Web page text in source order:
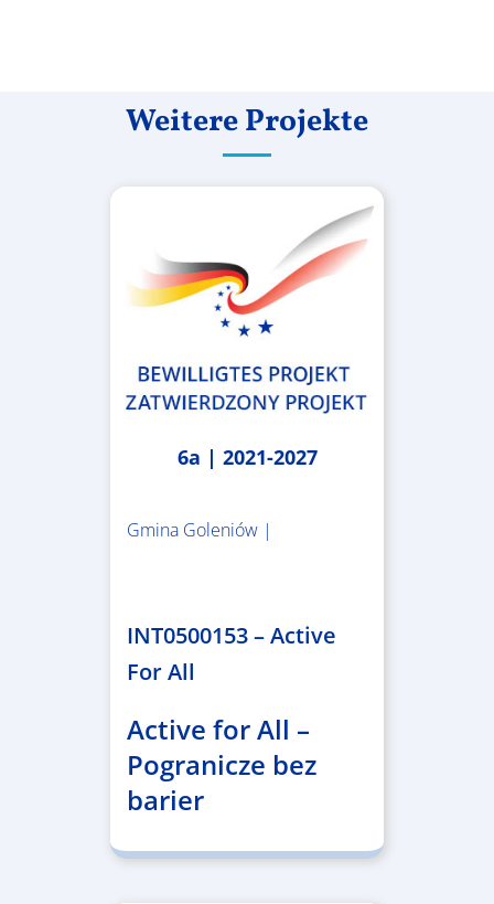
Weitere Projekte
6a | 2021-2027
Gmina Goleniów |
INT0500153 – Active
For All
Active for All –
Pogranicze bez
barier